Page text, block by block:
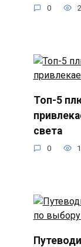
0
Топ-5
света
0